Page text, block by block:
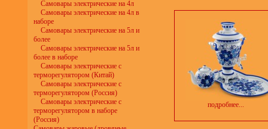
Самовары электрические на 4л
Самовары электрические на 4л в
наборе
Самовары электрические на 5л и
более
Самовары электрические на 5л и
более в наборе
Самовары электрические с
терморегулятором (Китай)
Самовары электрические с
терморегулятором (Россия)
Самовары электрические с
терморегулятором в наборе
(Россия)
подробнее...